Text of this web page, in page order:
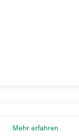
Mehr erfahren